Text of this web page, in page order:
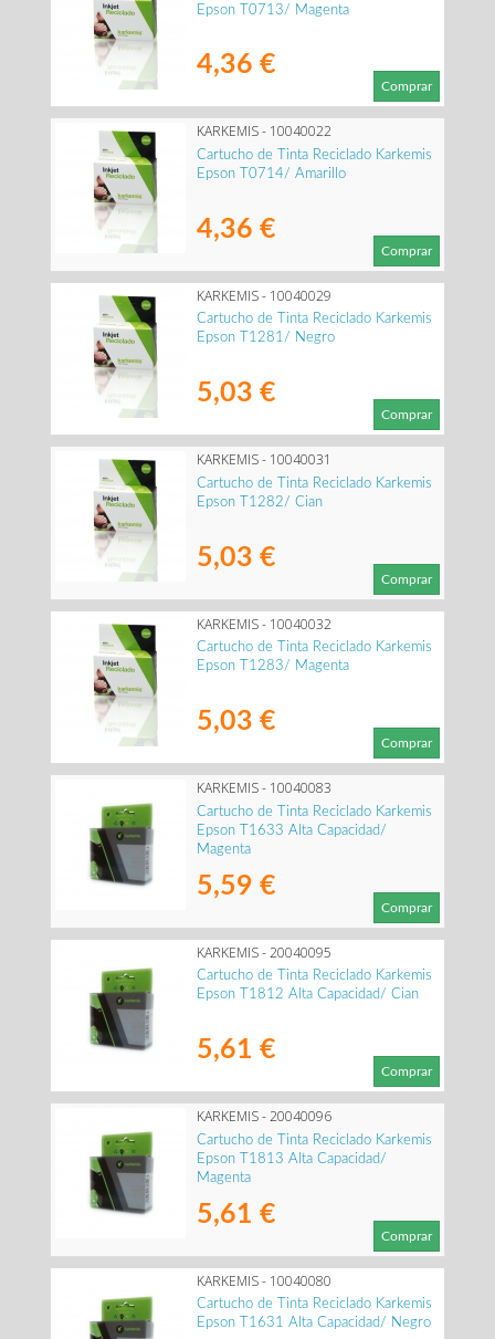
Epson T0713/ Magenta
4,36 €
Comprar
KARKEMIS - 10040022
Cartucho de Tinta Reciclado Karkemis
Epson T0714/ Amarillo
4,36 €
Comprar
KARKEMIS - 10040029
Cartucho de Tinta Reciclado Karkemis
Epson T1281/ Negro
5,03 €
Comprar
KARKEMIS - 10040031
Cartucho de Tinta Reciclado Karkemis
Epson T1282/ Cian
5,03 €
Comprar
KARKEMIS - 10040032
Cartucho de Tinta Reciclado Karkemis
Epson T1283/ Magenta
5,03 €
Comprar
KARKEMIS - 10040083
Cartucho de Tinta Reciclado Karkemis
Epson T1633 Alta Capacidad/
Magenta
5,59 €
Comprar
KARKEMIS - 20040095
Cartucho de Tinta Reciclado Karkemis
Epson T1812 Alta Capacidad/ Cian
5,61 €
Comprar
KARKEMIS - 20040096
Cartucho de Tinta Reciclado Karkemis
Epson T1813 Alta Capacidad/
Magenta
5,61 €
Comprar
KARKEMIS - 10040080
Cartucho de Tinta Reciclado Karkemis
Epson T1631 Alta Capacidad/ Negro